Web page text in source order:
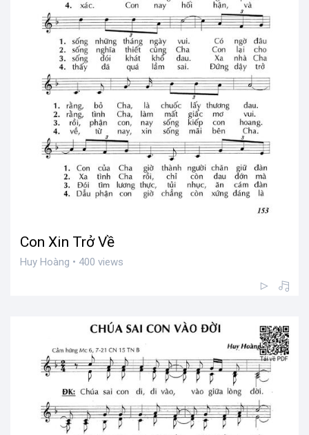
Con Xin Trở Về
Huy Hoàng • 400 views